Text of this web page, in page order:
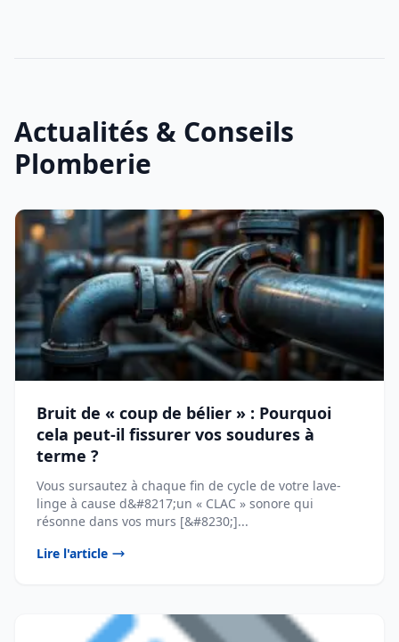
Actualités & Conseils
Plomberie
Bruit de « coup de bélier » : Pourquoi
cela peut-il fissurer vos soudures à
terme ?
Vous sursautez à chaque fin de cycle de votre lave-
linge à cause d&#8217;un « CLAC » sonore qui
résonne dans vos murs [&#8230;]...
Lire l'article